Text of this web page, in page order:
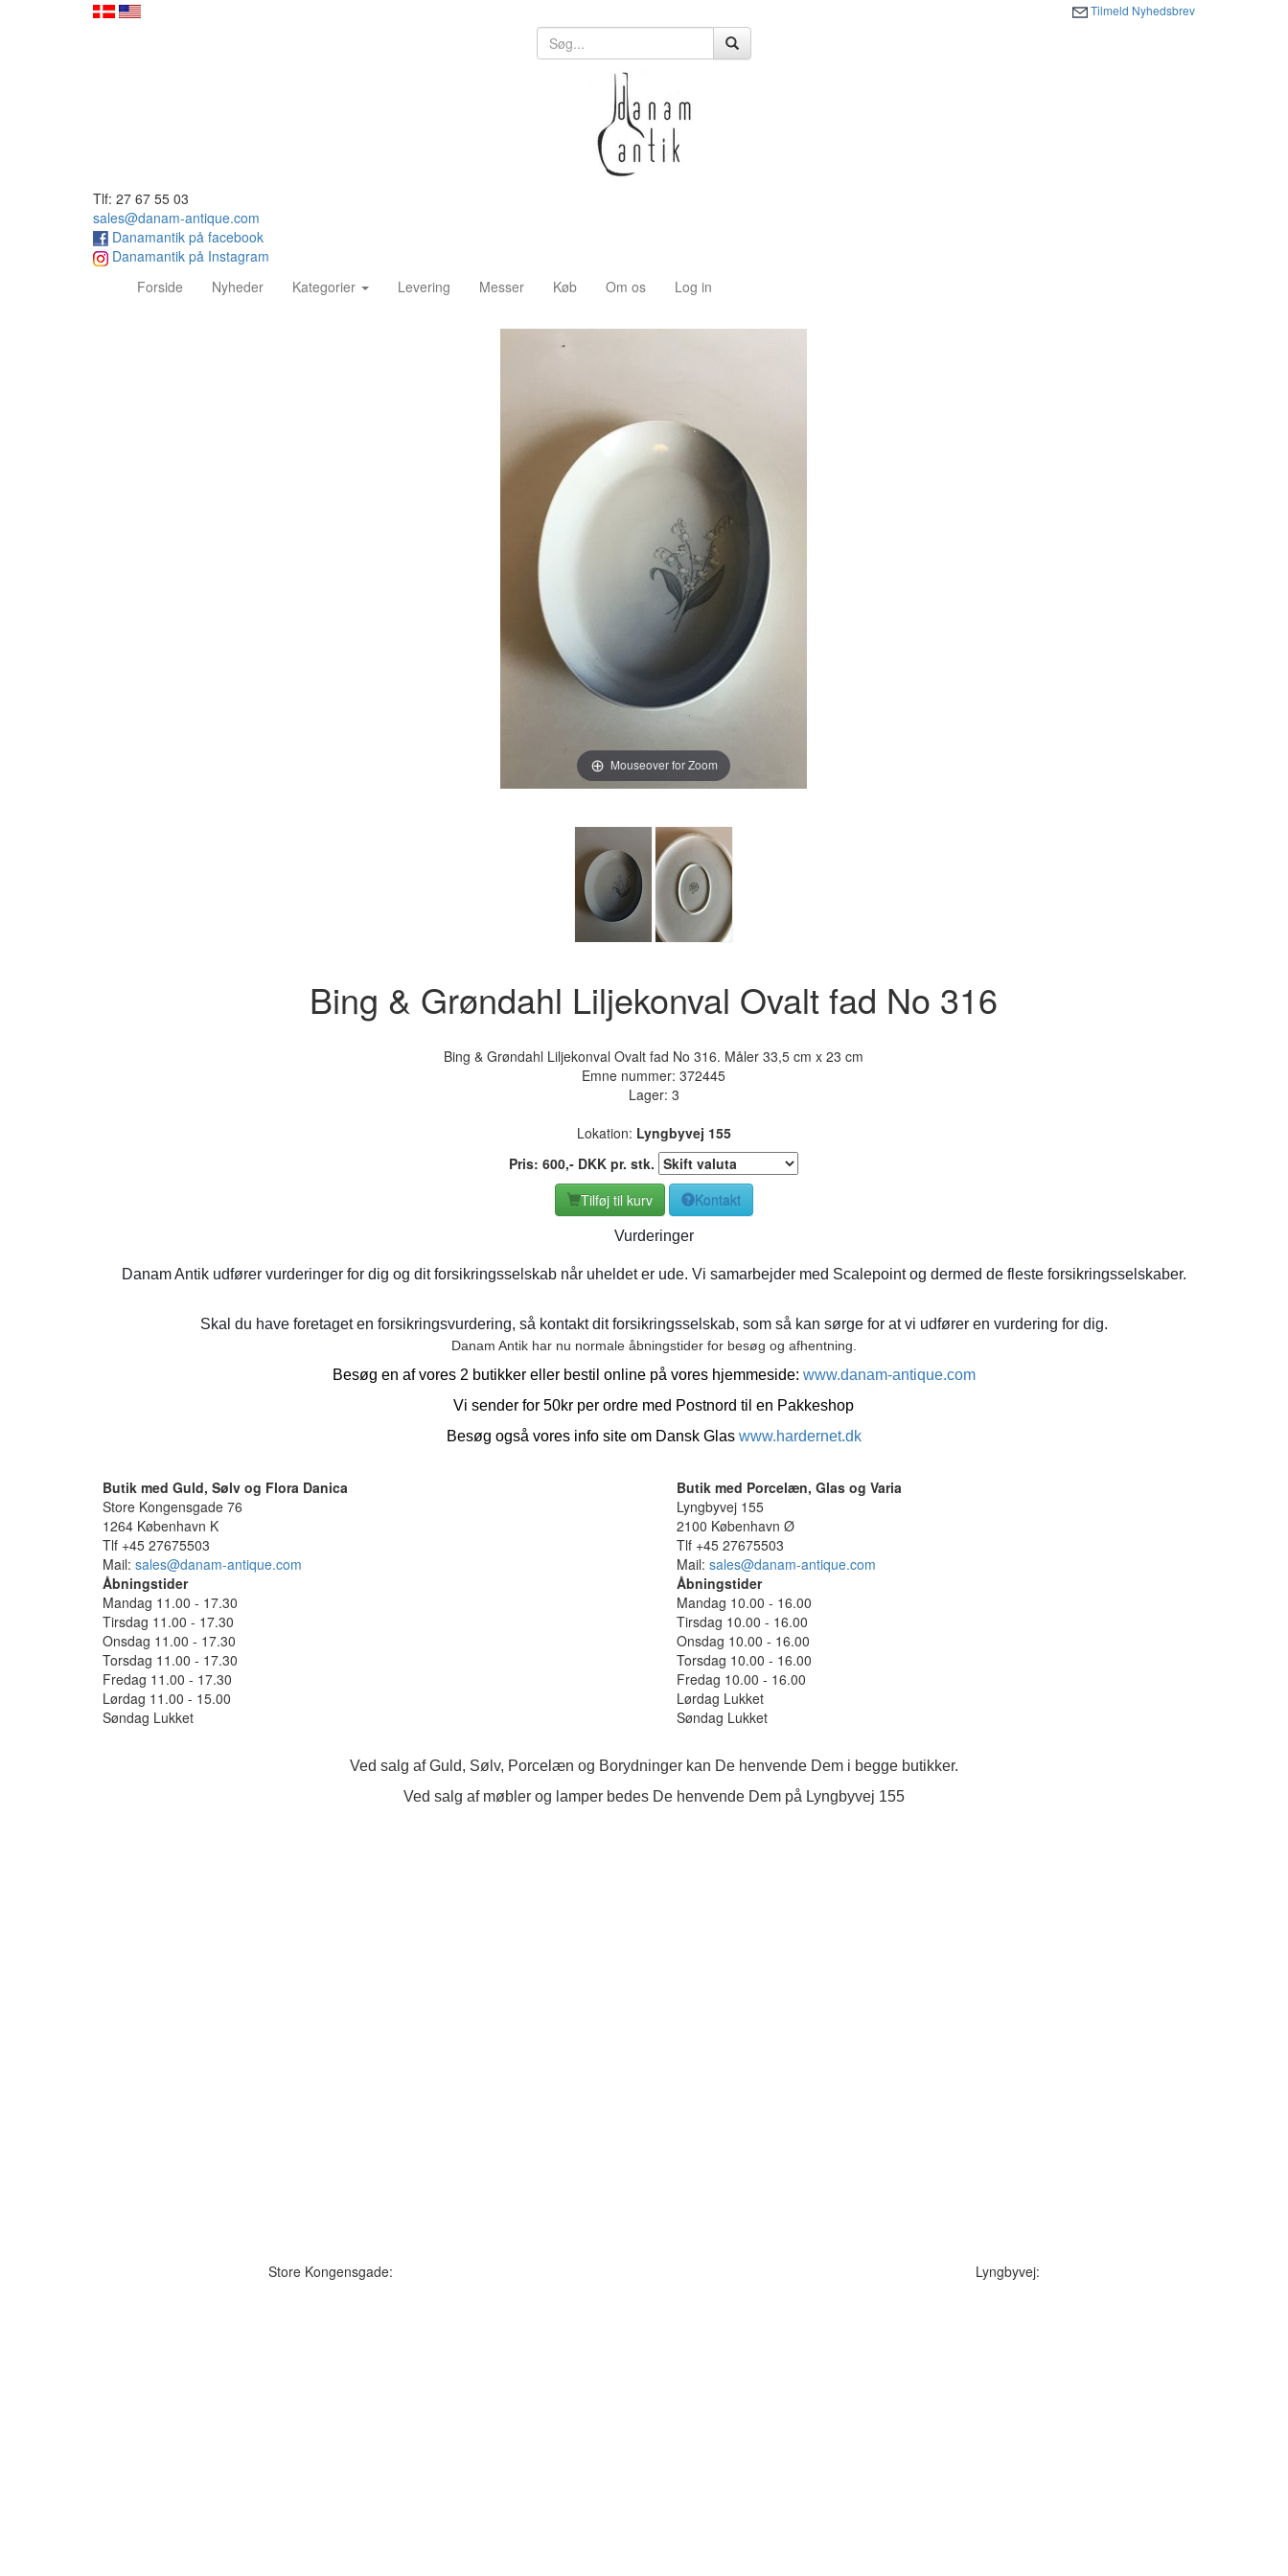
Tilmeld Nyhedsbrev
Tlf: 27 67 55 03
sales@danam-antique.com
Danamantik på facebook
Danamantik på Instagram
Forside (current)Nyheder Kategorier Levering Messer Køb Om os Log in
Mouseover for Zoom
Bing & Grøndahl Liljekonval Ovalt fad No 316
Bing & Grøndahl Liljekonval Ovalt fad No 316. Måler 33,5 cm x 23 cm
Emne nummer: 372445
Lager: 3
Lokation: Lyngbyvej 155
Pris: 600,- DKK pr. stk.
Tilføj til kurv
Kontakt
Vurderinger
Danam Antik udfører vurderinger for dig og dit forsikringsselskab når uheldet er ude. Vi samarbejder med Scalepoint og dermed de fleste forsikringsselskaber.
Skal du have foretaget en forsikringsvurdering, så kontakt dit forsikringsselskab, som så kan sørge for at vi udfører en vurdering for dig.
Danam Antik har nu normale åbningstider for besøg og afhentning.
Besøg en af vores 2 butikker eller bestil online på vores hjemmeside: www.danam-antique.com
Vi sender for 50kr per ordre med Postnord til en Pakkeshop
Besøg også vores info site om Dansk Glas www.hardernet.dk
Butik med Guld, Sølv og Flora Danica
Butik med Porcelæn, Glas og Varia
Store Kongensgade 76
Lyngbyvej 155
1264 København K
2100 København Ø
Tlf +45 27675503
Tlf +45 27675503
Mail: sales@danam-antique.com Mail: sales@danam-antique.com
Åbningstider
Åbningstider
Mandag 11.00 - 17.30
Mandag 10.00 - 16.00
Tirsdag 11.00 - 17.30
Tirsdag 10.00 - 16.00
Onsdag 11.00 - 17.30
Onsdag 10.00 - 16.00
Torsdag 11.00 - 17.30
Torsdag 10.00 - 16.00
Fredag 11.00 - 17.30
Fredag 10.00 - 16.00
Lørdag 11.00 - 15.00
Lørdag Lukket
Søndag Lukket
Søndag Lukket
Ved salg af Guld, Sølv, Porcelæn og Borydninger kan De henvende Dem i begge butikker.
Ved salg af møbler og lamper bedes De henvende Dem på Lyngbyvej 155
Store Kongensgade: Lyngbyvej: